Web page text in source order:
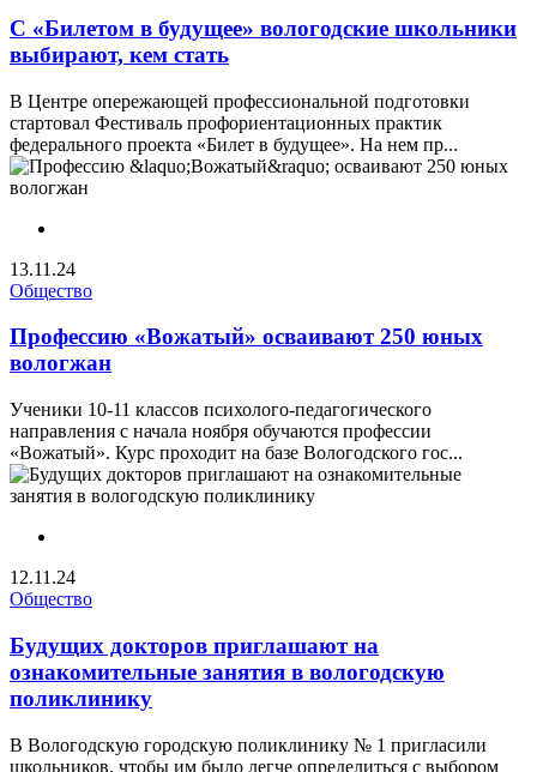
С «Билетом в будущее» вологодские школьники
выбирают, кем стать
В Центре опережающей профессиональной подготовки
стартовал Фестиваль профориентационных практик
федерального проекта «Билет в будущее». На нем пр...
13.11.24
Общество
Профессию «Вожатый» осваивают 250 юных
вологжан
Ученики 10-11 классов психолого-педагогического
направления с начала ноября обучаются профессии
«Вожатый». Курс проходит на базе Вологодского гос...
12.11.24
Общество
Будущих докторов приглашают на
ознакомительные занятия в вологодскую
поликлинику
В Вологодскую городскую поликлинику № 1 пригласили
школьников, чтобы им было легче определиться с выбором